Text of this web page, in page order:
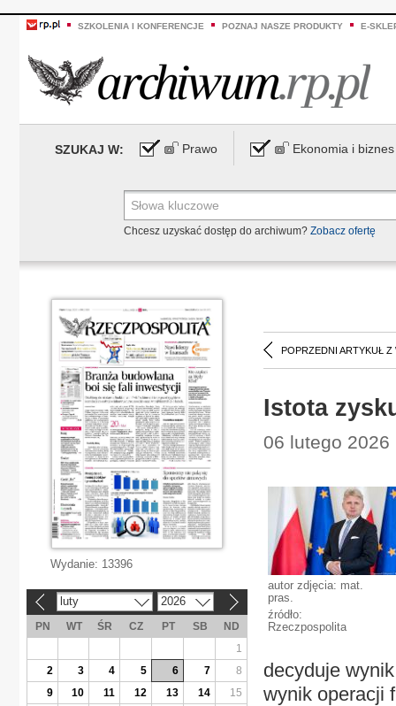
SZKOLENIA I KONFERENCJE POZNAJ NASZE PRODUKTY E-
SZUKAJ W: Prawo Ekonomia i biznes
Chcesz uzyskać dostęp do archiwum? Zobacz ofertę
POPRZEDNI ARTYKUŁ Z
Istota
06 lutego
autor zdjęcia: mat.
pras.
źródło:
Rzeczpospolita
decyduje
wynik operacji
Wydanie: 13396
luty 2026
PN WT ŚR CZ PT SB
ND
1
2
3 4 5 6 7
8
9
10 11 12 13 14
15